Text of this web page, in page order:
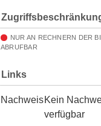
NUR AN RECHNERN DER
ABRUFBAR
Links
NachweisKein
verfügbar